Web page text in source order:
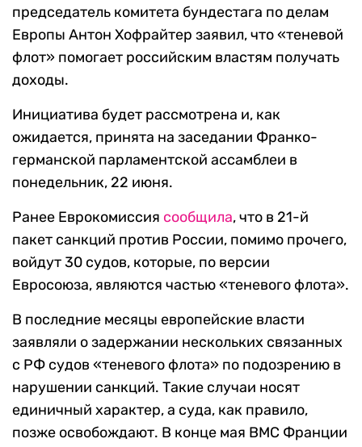
председатель комитета бундестага по делам
Европы Антон Хофрайтер заявил, что «теневой
флот» помогает российским властям получать
доходы.
Инициатива будет рассмотрена и, как
ожидается, принята на заседании Франко-
германской парламентской ассамблеи в
понедельник, 22 июня.
Ранее Еврокомиссия сообщила, что в 21-й
пакет санкций против России, помимо прочего,
войдут 30 судов, которые, по версии
Евросоюза, являются частью «теневого флота».
В последние месяцы европейские власти
заявляли о задержании нескольких связанных
с РФ судов «теневого флота» по подозрению в
нарушении санкций. Такие случаи носят
единичный характер, а суда, как правило,
позже освобождают. В конце мая ВМС Франции